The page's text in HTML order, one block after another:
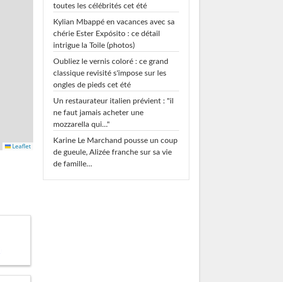
Leaflet
toutes les célébrités cet été
Kylian Mbappé en vacances avec sa
chérie Ester Expósito : ce détail
intrigue la Toile (photos)
Oubliez le vernis coloré : ce grand
classique revisité s'impose sur les
ongles de pieds cet été
Un restaurateur italien prévient : "il
ne faut jamais acheter une
mozzarella qui..."
Karine Le Marchand pousse un coup
de gueule, Alizée franche sur sa vie
de famille...